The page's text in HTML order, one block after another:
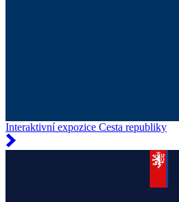
Interaktivní expozice Cesta republiky